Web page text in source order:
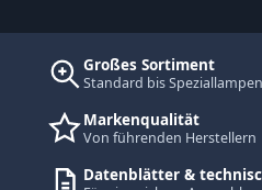
Großes Sortiment
Standard bis Speziallampen
Markenqualität
Von führenden Herstellern
Datenblätter &